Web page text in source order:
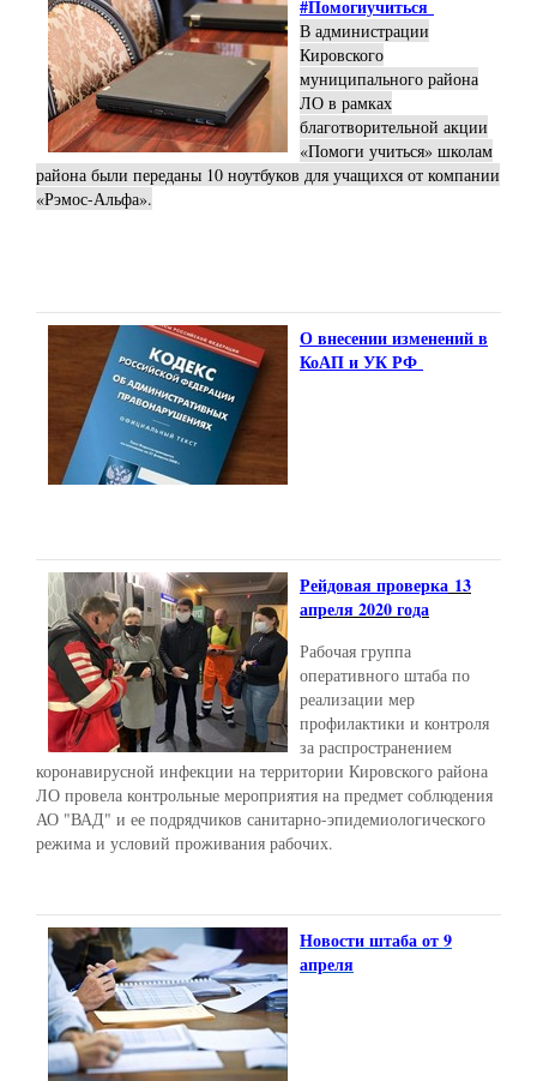
#Помогиучиться
В администрации
Кировского
муниципального района
ЛО в рамках
благотворительной акции
«Помоги учиться» школам
района были переданы 10 ноутбуков для учащихся от компании
«Рэмос-Альфа».
О внесении изменений в
КоАП и УК РФ
Рейдовая проверка 13
апреля 2020 года
Рабочая группа
оперативного штаба по
реализации мер
профилактики и контроля
за распространением
коронавирусной инфекции на территории Кировского района
ЛО провела контрольные мероприятия на предмет соблюдения
АО "ВАД" и ее подрядчиков санитарно-эпидемиологического
режима и условий проживания рабочих.
Новости штаба от 9
апреля